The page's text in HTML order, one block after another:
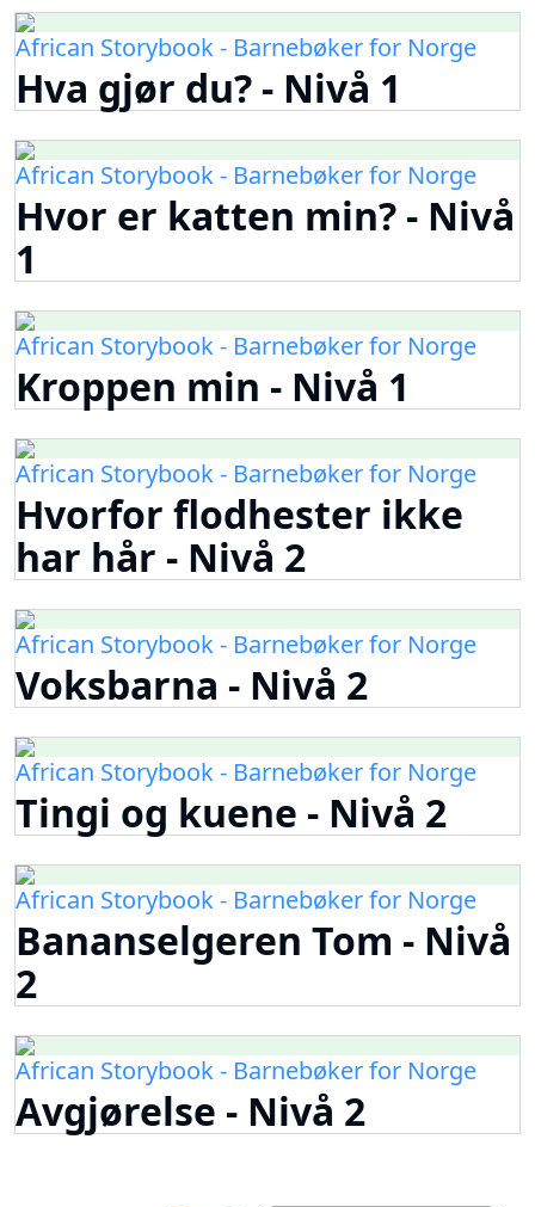
African Storybook - Barnebøker for Norge
Hva gjør du? - Nivå 1
African Storybook - Barnebøker for Norge
Hvor er katten min? - Nivå
1
African Storybook - Barnebøker for Norge
Kroppen min - Nivå 1
African Storybook - Barnebøker for Norge
Hvorfor flodhester ikke
har hår - Nivå 2
African Storybook - Barnebøker for Norge
Voksbarna - Nivå 2
African Storybook - Barnebøker for Norge
Tingi og kuene - Nivå 2
African Storybook - Barnebøker for Norge
Bananselgeren Tom - Nivå
2
African Storybook - Barnebøker for Norge
Avgjørelse - Nivå 2